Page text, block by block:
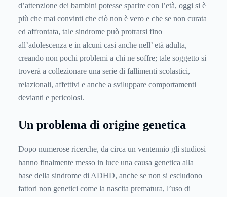
d’attenzione dei bambini potesse sparire con l’età, oggi si è
più che mai convinti che ciò non è vero e che se non curata
ed affrontata, tale sindrome può protrarsi fino
all’adolescenza e in alcuni casi anche nell’ età adulta,
creando non pochi problemi a chi ne soffre; tale soggetto si
troverà a collezionare una serie di fallimenti scolastici,
relazionali, affettivi e anche a sviluppare comportamenti
devianti e pericolosi.
Un problema di origine genetica
Dopo numerose ricerche, da circa un ventennio gli studiosi
hanno finalmente messo in luce una causa genetica alla
base della sindrome di ADHD, anche se non si escludono
fattori non genetici come la nascita prematura, l’uso di